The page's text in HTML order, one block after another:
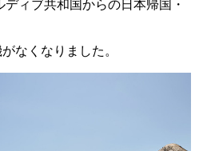
ィブ共和国からの日本帰国・
なくなりました。